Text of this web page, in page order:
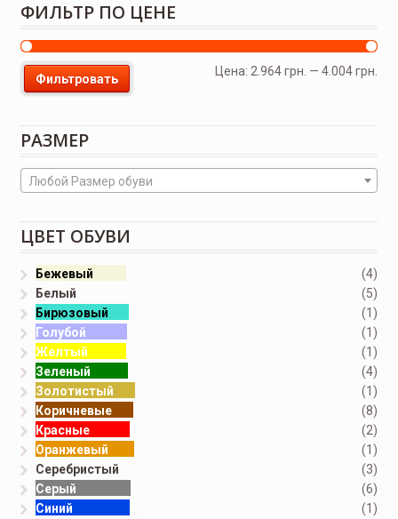
ФИЛЬТР ПО ЦЕНЕ
Фильтровать
Цена:2.964 грн. —4.004 грн.
РАЗМЕР
Любой Размер обуви
ЦВЕТ ОБУВИ
Бежевый
(4)
Белый
(5)
Бирюзовый
(1)
Голубой
(1)
Желтый
(1)
Зеленый
(4)
Золотистый
(1)
Коричневые
(8)
Красные
(2)
Оранжевый
(1)
Серебристый
(3)
Серый
(6)
Синий
(1)